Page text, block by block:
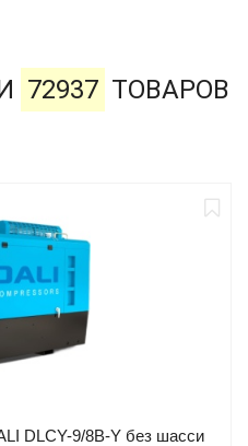
72937 ТОВАРОВ
DLCY-9/8B-Y без шасси